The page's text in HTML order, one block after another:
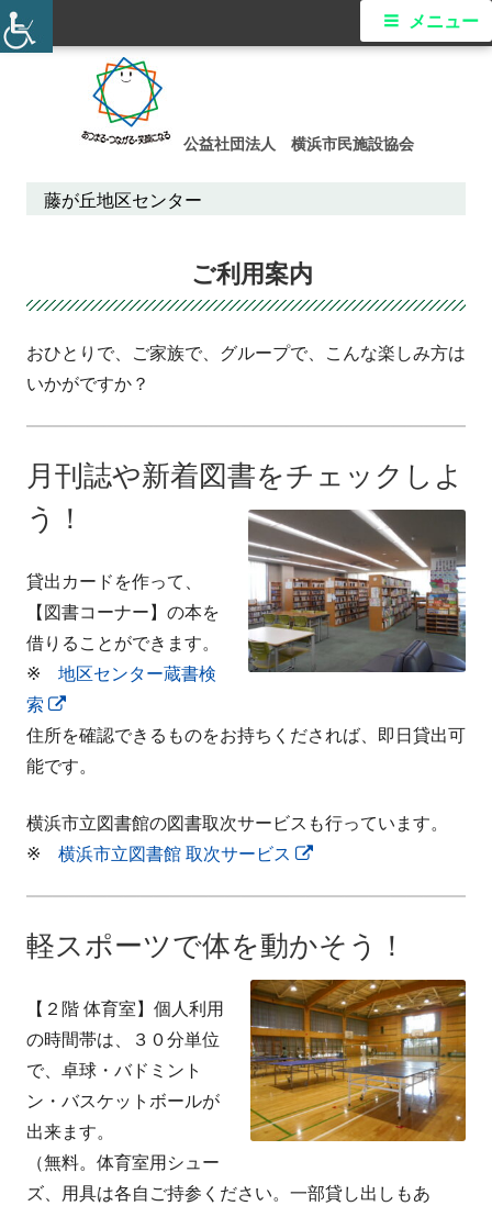
公益社団法人 横浜市民施設協会
メ
メニュー
藤が丘地区センター
ご利用案内
おひとりで、ご家族で、グループで、こんな楽しみ方は
いかがですか？
月刊誌や新着図書をチェックしよ
う！
貸出カードを作って、
【図書コーナー】の本を
借りることができます。
※ 地区センター蔵書検
索
し
い
ィ
ン
で
き
ま
す
住所を確認できるものをお持ちくだされば、即日貸出可
能です。
横浜市立図書館の図書取次サービスも行っています。
※ 横浜市立図書館 取次サービス
ウ
ィ
ン
ド
ウ
で
開
ま
軽スポーツで体を動かそう！
【２階 体育室】個人利用
の時間帯は、３０分単位
で、卓球・バドミント
ン・バスケットボールが
出来ます。
（無料。体育室用シュー
ズ、用具は各自ご持参ください。一部貸し出しもあ